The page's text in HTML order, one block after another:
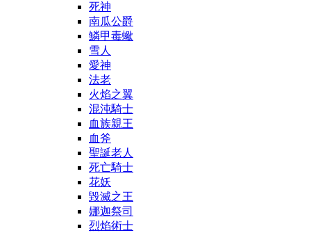
死神
南瓜公爵
鱗甲毒蠍
雪人
愛神
法老
火焰之翼
混沌騎士
血族親王
血斧
聖誕老人
死亡騎士
花妖
毀滅之王
娜迦祭司
烈焰術士